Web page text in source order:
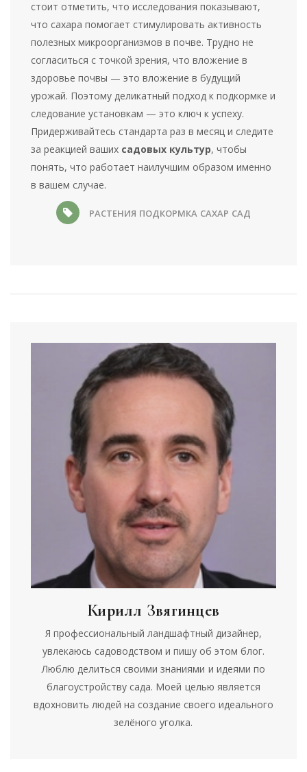
стоит отметить, что исследования показывают,
что сахара помогает стимулировать активность
полезных микроорганизмов в почве. Трудно не
согласиться с точкой зрения, что вложение в
здоровье почвы — это вложение в будущий
урожай. Поэтому деликатный подход к подкормке и
следование установкам — это ключ к успеху.
Придерживайтесь стандарта раз в месяц и следите
за реакцией ваших садовых культур, чтобы
понять, что работает наилучшим образом именно
в вашем случае.
РАСТЕНИЯ ПОДКОРМКА САХАР САД
Кирилл Звягинцев
Я профессиональный ландшафтный дизайнер,
увлекаюсь садоводством и пишу об этом блог.
Люблю делиться своими знаниями и идеями по
благоустройству сада. Моей целью является
вдохновить людей на создание своего идеального
зелёного уголка.